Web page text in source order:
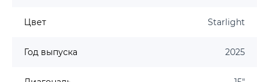
Цвет Starlight
Год выпуска 2025